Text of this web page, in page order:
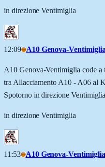
in direzione Ventimiglia
12:09 A10 Genova-Ventimiglia
A10 Genova-Ventimiglia code a
tra Allacciamento A10 - A06 al
Spotorno in direzione Ventimiglia
in direzione Ventimiglia
11:53 A10 Genova-Ventimiglia